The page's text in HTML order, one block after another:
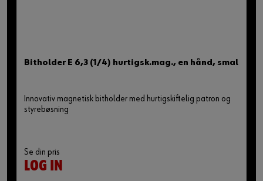
Bitholder E 6,3 (1/4) hurtigsk.mag., en hånd, smal
Innovativ magnetisk bitholder med hurtigskiftelig patron og
styrebøsning
Se din pris
LOG IN